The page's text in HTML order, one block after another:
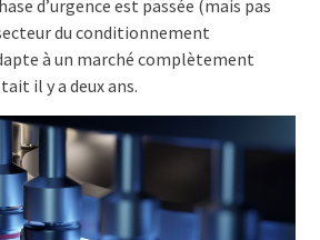
d’urgence est passée (mais pas
du conditionnement
à un marché complètement
il y a deux ans.